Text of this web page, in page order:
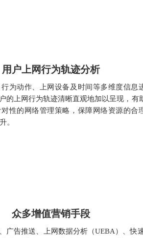
用户上网行为轨迹分析
为动作、上网设备及时间等多维度信息
的上网行为轨迹清晰直观地加以呈现，有
性的网络管理策略，保障网络资源的合
。
众多增值营销手段
广告推送、上网数据分析（UEBA）、快